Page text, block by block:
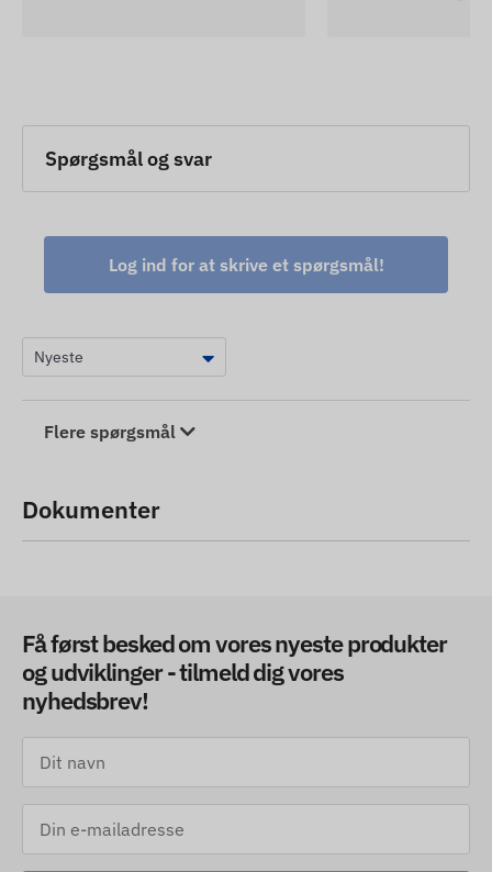
Spørgsmål og svar
Log ind for at skrive et spørgsmål!
Flere spørgsmål
Dokumenter
Få først besked om vores nyeste produkter
og udviklinger - tilmeld dig vores
nyhedsbrev!